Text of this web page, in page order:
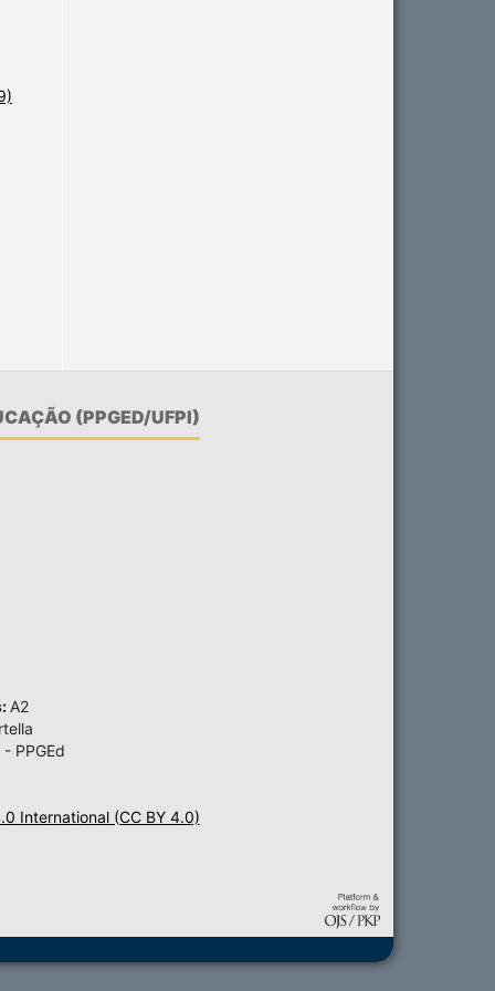
(PPGED/UFPI)
A2
PPGEd
International (CC BY 4.0)